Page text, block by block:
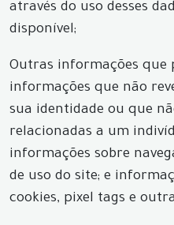
através do uso desses
disponível;
Outras informações que
informações que não
sua identidade ou que
relacionadas a um
informações sobre
de uso do site; e
cookies, pixel tags e